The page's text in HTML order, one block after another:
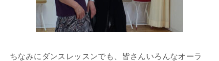
ちなみにダンスレッスンでも、皆さんいろんなオーラ